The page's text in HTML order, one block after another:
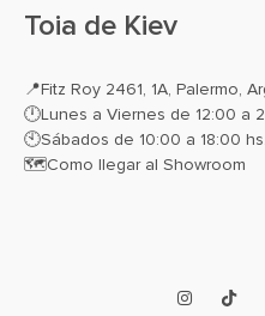
Toia de Kiev
📍Fitz Roy 2461, 1A, Palermo,
🕛Lunes a Viernes de 12:00 a
🕙Sábados de 10:00 a 18:00 hs.
🗺️Como llegar al Showroom
Instagram